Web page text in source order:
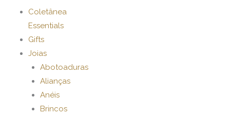
Coletânea
Essentials
Gifts
Joias
Abotoaduras
Alianças
Anéis
Brincos